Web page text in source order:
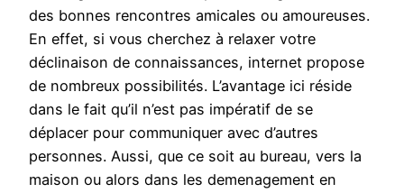
des bonnes rencontres amicales ou amoureuses.
En effet, si vous cherchez à relaxer votre
déclinaison de connaissances, internet propose
de nombreux possibilités. L’avantage ici réside
dans le fait qu’il n’est pas impératif de se
déplacer pour communiquer avec d’autres
personnes. Aussi, que ce soit au bureau, vers la
maison ou alors dans les demenagement en